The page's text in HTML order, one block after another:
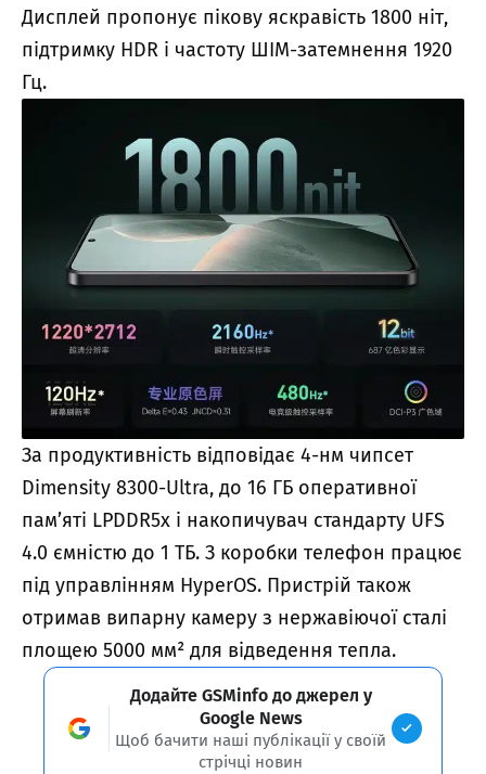
Дисплей пропонує пікову яскравість 1800 ніт,
підтримку HDR і частоту ШІМ-затемнення 1920
Гц.
За продуктивність відповідає 4-нм чипсет
Dimensity 8300-Ultra, до 16 ГБ оперативної
пам’яті LPDDR5x і накопичувач стандарту UFS
4.0 ємністю до 1 ТБ. З коробки телефон працює
під управлінням HyperOS. Пристрій також
отримав випарну камеру з нержавіючої сталі
площею 5000 мм² для відведення тепла.
Додайте GSMinfo до джерел у
Google News
Щоб бачити наші публікації у своїй
стрічці новин